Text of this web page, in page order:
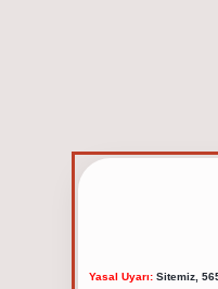
Yasal Uyarı:Sitemiz,